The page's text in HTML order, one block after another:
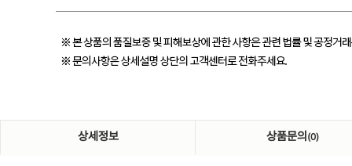
상세정보 상품문의 (0)